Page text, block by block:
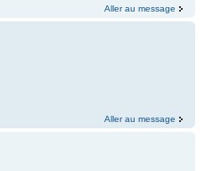
Aller au message
Aller au message